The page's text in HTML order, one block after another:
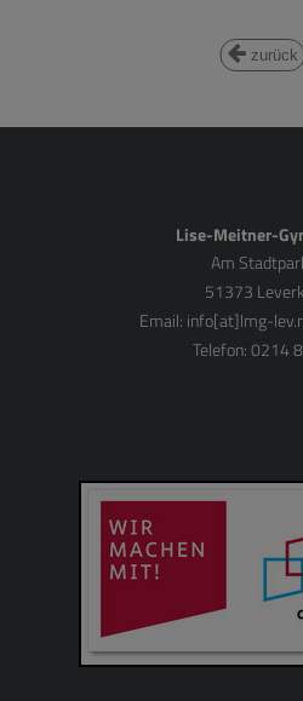
zurück
Lise-Meitner-
Am
51373
Email: info[at]lmg-
Telefon: 0214